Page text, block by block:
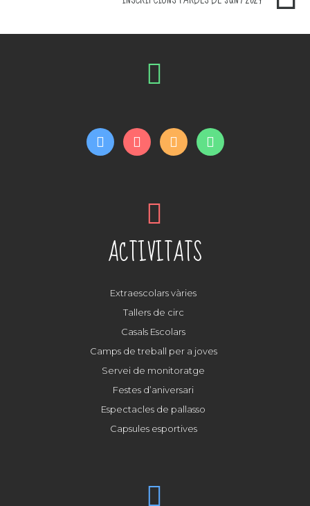
ACTIVITATS
Extraescolars vàries
Tallers de circ
Casals Escolars
Camps de treball per a joves
Servei de monitoratge
Festes d’aniversari
Espectacles de pallasso
Capsules esportives